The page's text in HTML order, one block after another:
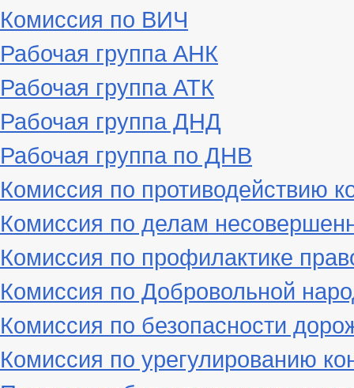
Комиссия по ВИЧ
Рабочая группа АНК
Рабочая группа АТК
Рабочая группа ДНД
Рабочая группа по ДНВ
Комиссия по противодействию
Комиссия по делам
Комиссия по профилактике
Комиссия по Добровольной
Комиссия по безопасности
Комиссия по урегулированию